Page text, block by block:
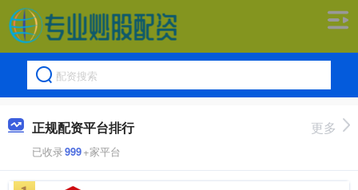
正规配资平台排行
已收录999+家平台
更多